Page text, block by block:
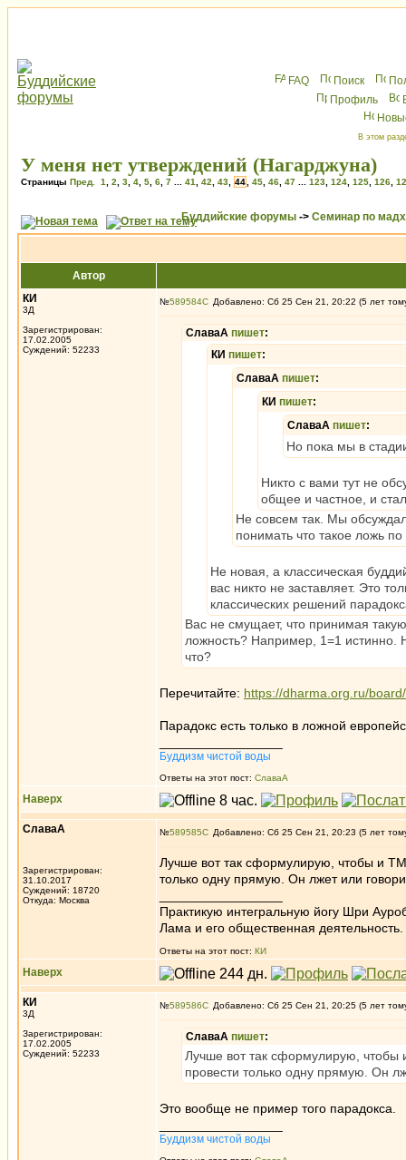
FAQ Поиск
Профиль
В этом
У меня нет утверждений (Нагарджуна)
Страницы Пред. 1 2 3 4 5 6 7 41 42 43 44 45 46 47 123 124 125 126
Буддийские форумы -> Семинар по
Автор
КИ
3Д
Зарегистрирован:
17.02.2005
Суждений: 52233
№589584 Добавлено: Сб 25 Сен 21, 20:22 (5 лет
СлаваА пишет:
КИ пишет:
СлаваА пишет:
КИ пишет:
СлаваА пишет:
Но пока мы в
Никто с вами тут не
общее и частное, и
Не совсем так. Мы
понимать что такое ложь
Не новая, а классическая
вас никто не заставляет. Это
классических решений
Вас не смущает, что принимая
ложность? Например, 1=1 истинно.
что?
Перечитайте: https://dharma.org.ru/
Парадокс есть только в ложной
Буддизм чистой воды
Ответы на этот пост: СлаваА
Наверх
СлаваА
Зарегистрирован:
31.10.2017
Суждений: 18720
Откуда: Москва
№589585 Добавлено: Сб 25 Сен 21, 20:23 (5 лет
Лучше вот так сформулирую, чтобы и
только одну прямую. Он лжет или
Практикую интегральную йогу Шри
Лама и его общественная деятельность.
Ответы на этот пост: КИ
Наверх
КИ
3Д
Зарегистрирован:
17.02.2005
Суждений: 52233
№589586 Добавлено: Сб 25 Сен 21, 20:25 (5 лет
СлаваА пишет:
Лучше вот так сформулирую, чтобы
провести только одну прямую. Он
Это вообще не пример того парадокса.
Буддизм чистой воды